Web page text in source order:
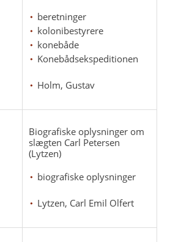
beretninger
kolonibestyrere
konebåde
Konebådsekspeditionen
Holm, Gustav
Biografiske oplysninger om
slægten Carl Petersen
(Lytzen)
biografiske oplysninger
Lytzen, Carl Emil Olfert